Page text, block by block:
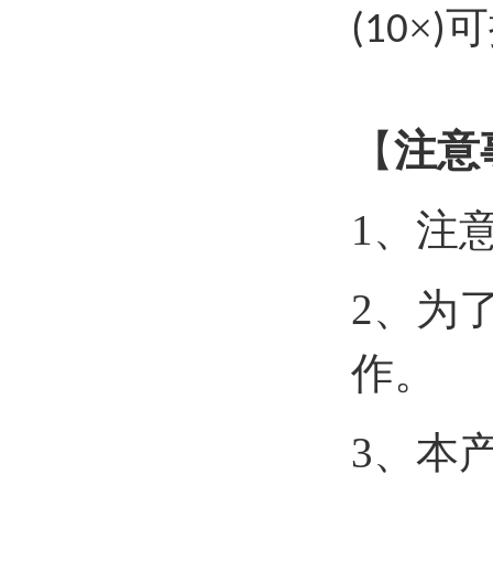
(10×)
【注意
1、注
2、为
作。
3、本